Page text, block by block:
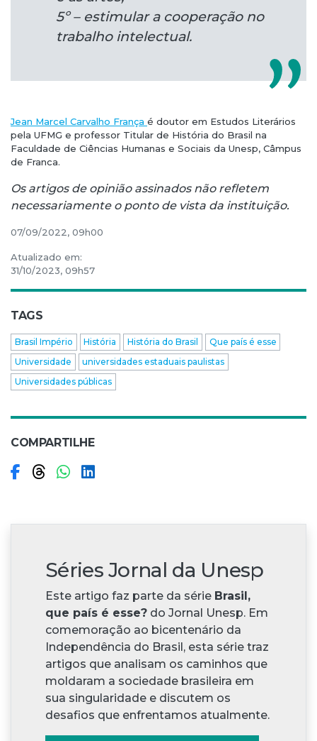
5º – estimular a cooperação no
trabalho intelectual.
Jean Marcel Carvalho França é doutor em Estudos Literários
pela UFMG e professor Titular de História do Brasil na
Faculdade de Ciências Humanas e Sociais da Unesp, Câmpus
de Franca.
Os artigos de opinião assinados não refletem
necessariamente o ponto de vista da instituição.
07/09/2022, 09h00
Atualizado em:
31/10/2023, 09h57
TAGS
Brasil Império História História do Brasil
Que país é esse
Universidade
universidades estaduais paulistas
Universidades públicas
COMPARTILHE
Compartilhar no Facebook
Compartilhar no Threads
Compartilhar no WhatsApp
Compartilhar no LinkedIn
Séries Jornal da Unesp
Este artigo faz parte da série Brasil,
que país é esse? do Jornal Unesp. Em
comemoração ao bicentenário da
Independência do Brasil, esta série traz
artigos que analisam os caminhos que
moldaram a sociedade brasileira em
sua singularidade e discutem os
desafios que enfrentamos atualmente.